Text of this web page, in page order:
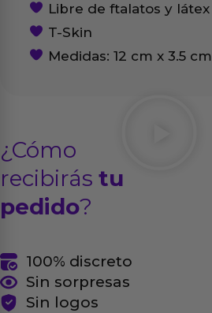
Libre de ftalatos y látex
T-Skin
Medidas: 12 cm x 3.5 cm
¿Cómo
recibirás tu
pedido?
100% discreto
Sin sorpresas
Sin logos